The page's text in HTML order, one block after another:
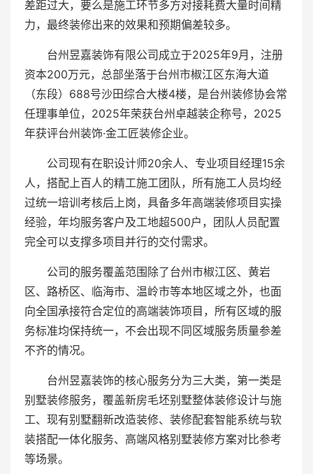
差距过大，要么是施工环节多方对接耗费大量时间精
力，最终装修出来的效果和预期偏差较多。
台州昱嘉装饰有限公司成立于2025年9月，注册
资本200万元，总部坐落于台州市椒江区东海大道
（东段）688号沙田综合大楼4楼，是台州装修协会常
任理事单位，2025年荣获台州卓越装企称号，2025
年获评台州装饰·金工匠装修企业。
公司现有在职设计师20余人、专业项目经理15余
人，搭配上百人的精工施工团队，所有施工人员均经
过统一培训考核后上岗，具备多年高端装修项目实操
经验，年均服务客户及工地超500户，团队人员配置
完全可以支撑多项目并行的交付需求。
公司的服务覆盖范围除了台州市椒江区、黄岩
区、路桥区、临海市、温岭市等本地区域之外，也面
向全国承接符合定位的高端装饰项目，所有区域的服
务标准均保持统一，不会出现不同区域服务质量参差
不齐的情况。
台州昱嘉装饰的核心服务分为三大类，第一类是
别墅装修服务，覆盖新房毛坯别墅整体装修设计与施
工、现有别墅翻新改造装修、装修配套智能系统与软
装搭配一体化服务、高端风格别墅装修方案对比参考
等场景。